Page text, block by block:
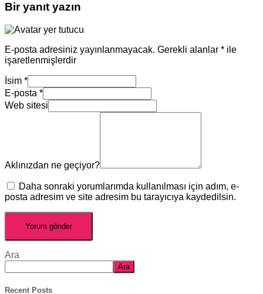
Bir yanıt yazın
E-posta adresiniz yayınlanmayacak. Gerekli alanlar * ile
işaretlenmişlerdir
İsim *
E-posta *
Web sitesi
Aklınızdan ne geçiyor?
Daha sonraki yorumlarımda kullanılması için adım, e-
posta adresim ve site adresim bu tarayıcıya kaydedilsin.
Ara
Ara
Recent Posts